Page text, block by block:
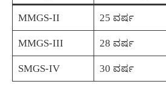
MMGS-II 25 ವರ್ಷ
MMGS-III 28 ವರ್ಷ
SMGS-IV 30 ವರ್ಷ